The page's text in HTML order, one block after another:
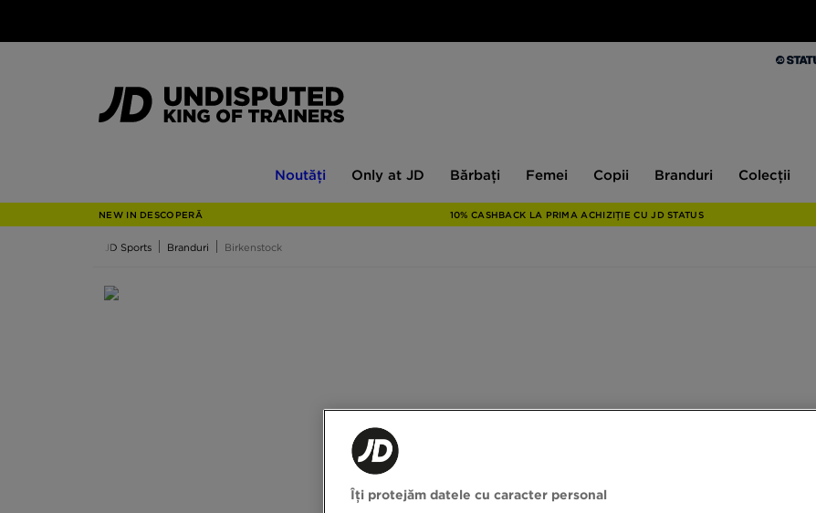
Noutăți
JD
Only at JD Bărbați Femei Copii Branduri Colecții
NEW IN DESCOPERĂ 10% CASHBACK LA PRIMA ACHIZIȚIE CU JD STATUS
JD Sports Branduri Birkenstock
Îți protejăm datele cu caracter personal